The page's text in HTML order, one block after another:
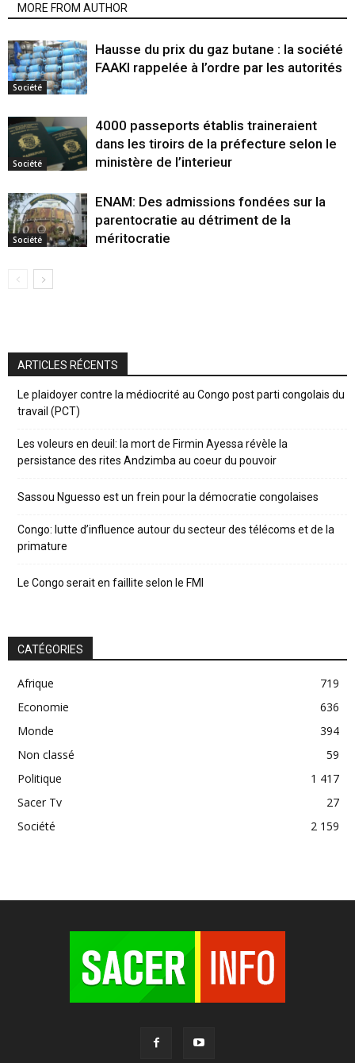
MORE FROM AUTHOR
Société
Hausse du prix du gaz butane : la société
FAAKI rappelée à l’ordre par les autorités
Société
4000 passeports établis traineraient
dans les tiroirs de la préfecture selon le
ministère de l’interieur
Société
ENAM: Des admissions fondées sur la
parentocratie au détriment de la
méritocratie
ARTICLES RÉCENTS
Le plaidoyer contre la médiocrité au Congo post parti congolais du
travail (PCT)
Les voleurs en deuil: la mort de Firmin Ayessa révèle la
persistance des rites Andzimba au coeur du pouvoir
Sassou Nguesso est un frein pour la démocratie congolaises
Congo: lutte d’influence autour du secteur des télécoms et de la
primature
Le Congo serait en faillite selon le FMI
CATÉGORIES
Afrique
719
Economie
636
Monde
394
Non classé
59
Politique
1 417
Sacer Tv
27
Société
2 159